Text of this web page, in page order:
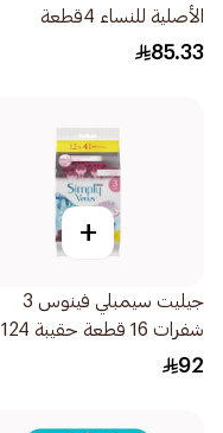
الأصلية للنساء 4قطعة
85.33
+
جيليت سيمبلي فينوس 3
شفرات 16 قطعة حقيبة 124
92